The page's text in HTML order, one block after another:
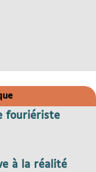
fouriériste
à la réalité